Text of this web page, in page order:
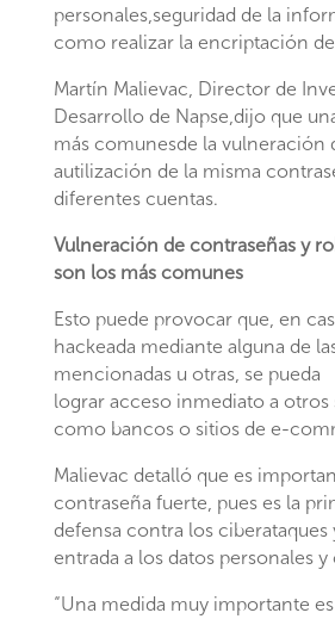
personales,seguridad de la
como realizar la encriptación
Martín Malievac, Director de
Desarrollo de Napse,dijo que
más comunesde la vulneración
autilización de la misma
diferentes cuentas.
Vulneración de contraseñas y
son los más comunes
Esto puede provocar que, en
hackeada mediante alguna de
mencionadas u otras, se pueda
lograr acceso inmediato a otros
como bancos o sitios de e-
Malievac detalló que es
contraseña fuerte, pues es la
defensa contra los ciberataques
entrada a los datos personales
“Una medida muy importante